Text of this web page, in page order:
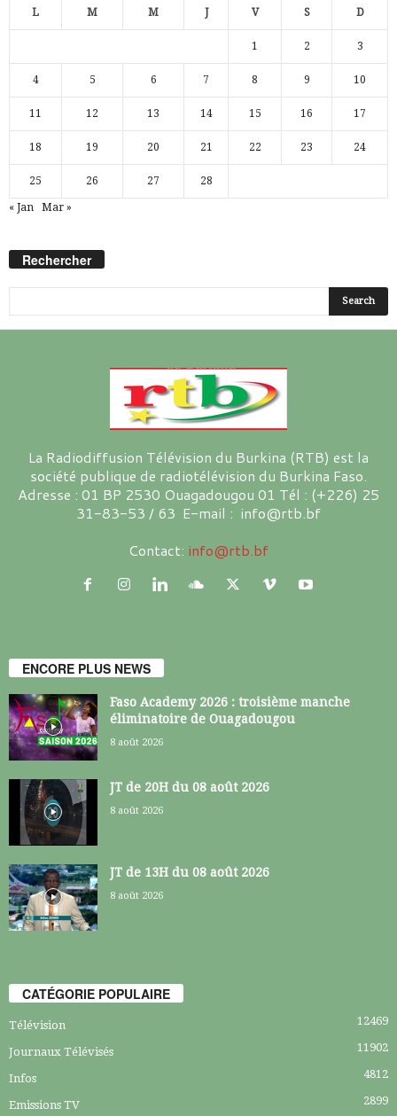
L M M J V S D
1 2 3
4 5 6 7 8 9 10
11 12 13 14 15 16 17
18 19 20 21 22 23 24
25 26 27 28
« Jan Mar »
Rechercher
La Radiodiffusion Télévision du Burkina (RTB) est la
société publique de radiotélévision du Burkina Faso.
Adresse : 01 BP 2530 Ouagadougou 01 Tél : (+226) 25
31-83-53 / 63 E-mail : info@rtb.bf
Contact: info@rtb.bf
ENCORE PLUS NEWS
Faso Academy 2026 : troisième manche
éliminatoire de Ouagadougou
8 août 2026
JT de 20H du 08 août 2026
8 août 2026
JT de 13H du 08 août 2026
8 août 2026
CATÉGORIE POPULAIRE
Télévision 12469
Journaux Télévisés 11902
Infos 4812
Emissions TV 2899